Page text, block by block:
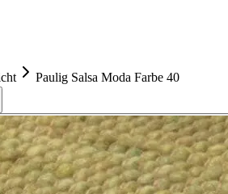
Paulig Salsa Moda Farbe 40